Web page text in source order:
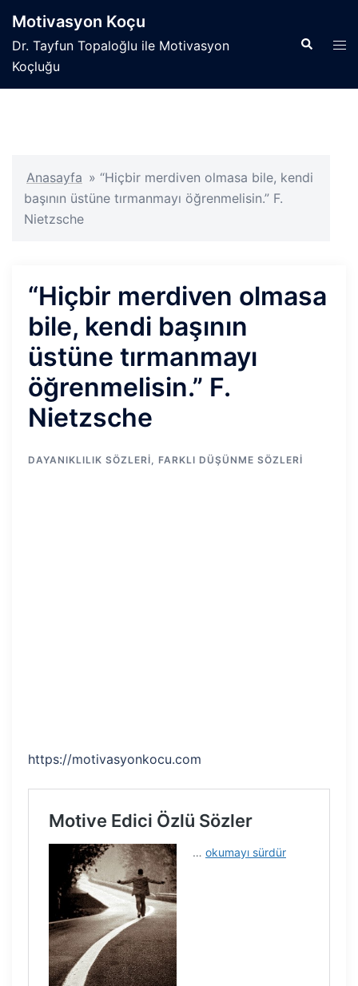
atlaMotivasyon Koçu
Dr. Tayfun Topaloğlu ile Motivasyon
Koçluğu
Search
Anasayfa » “Hiçbir merdiven olmasa bile, kendi
başının üstüne tırmanmayı öğrenmelisin.” F.
Nietzsche
“Hiçbir merdiven olmasa
bile, kendi başının
üstüne tırmanmayı
öğrenmelisin.” F.
Nietzsche
DAYANIKLILIK SÖZLERI, FARKLI DÜŞÜNME SÖZLERI
https://motivasyonkocu.com